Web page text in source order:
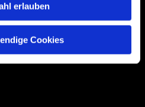
erlauben
Cookies
Marketing-Cookies,
anzuzeigen.